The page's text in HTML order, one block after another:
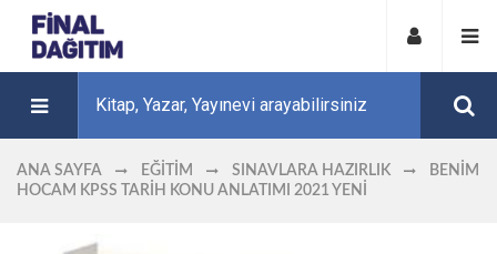
ANA SAYFA EĞITIM SINAVLARA HAZIRLIK
BENIM
HOCAM KPSS TARIH KONU ANLATIMI 2021 YENİ